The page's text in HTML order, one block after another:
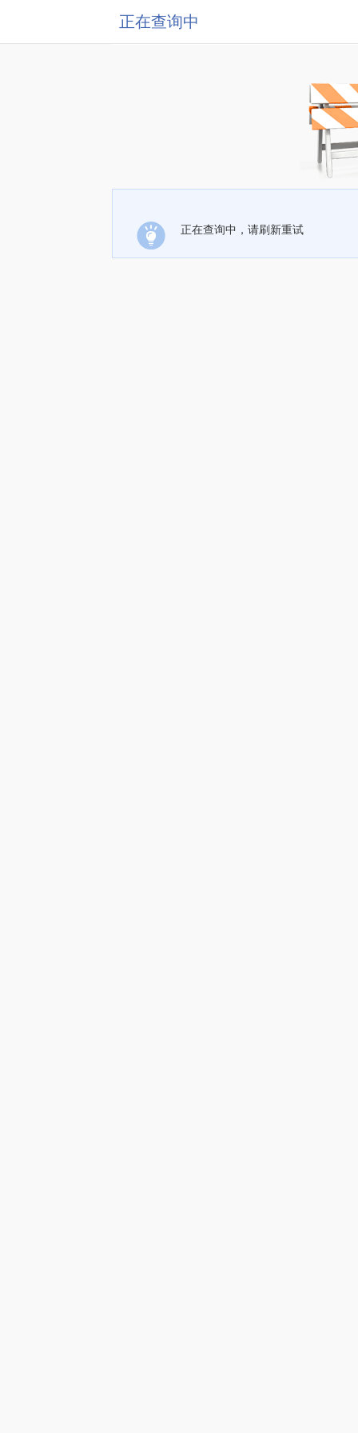
正在查询中
正在查询中，请刷新重试